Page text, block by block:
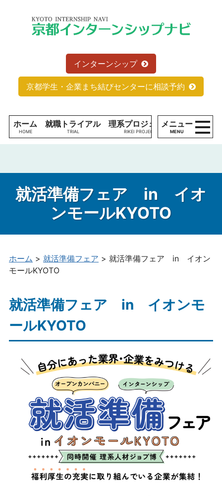
ナビゲーションへ
ホームへ
プ
ナ
ビ
生
の
の
ン
タ
ン
シ
情
インターンシップ
京都学生・企業まち結びセンターに相談予約
ホーム 就職トライアル 理系プロジェクト 学生の方へ
メニュー
MENU
理系プロジェクトとは
イベント情報
参画一覧（企業・大学・団体）
就活準備フェア in イオ
ンモールKYOTO
ホーム > 就活準備フェア > 就活準備フェア in イオン
モールKYOTO
就活準備フェア in イオンモ
ールKYOTO